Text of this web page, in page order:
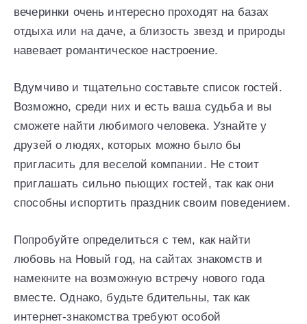
вечеринки очень интересно проходят на базах
отдыха или на даче, а близость звезд и природы
навевает романтическое настроение.
Вдумчиво и тщательно составьте список гостей.
Возможно, среди них и есть ваша судьба и вы
сможете найти любимого человека. Узнайте у
друзей о людях, которых можно было бы
пригласить для веселой компании. Не стоит
приглашать сильно пьющих гостей, так как они
способны испортить праздник своим поведением.
Попробуйте определиться с тем, как найти
любовь на Новый год, на сайтах знакомств и
намекните на возможную встречу нового года
вместе. Однако, будьте бдительны, так как
интернет-знакомства требуют особой